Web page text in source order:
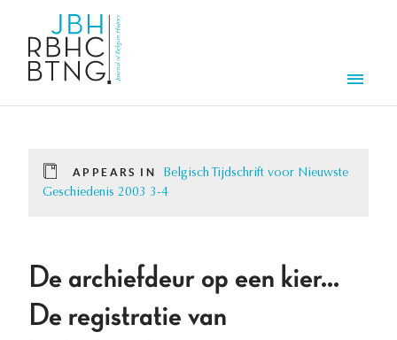
APPEARS IN
Belgisch Tijdschrift voor Nieuwste
Geschiedenis 2003 3-4
De archiefdeur op een kier...
De registratie van